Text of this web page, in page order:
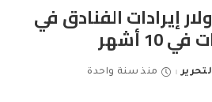
دولار إيرادات الفنادق في
10 أشهر
منذ سنة واحدة